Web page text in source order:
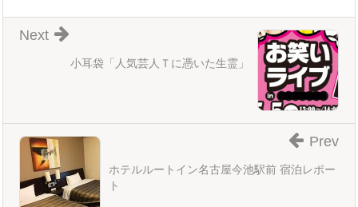
小耳袋「人気芸人Ｔに憑いた生霊」
Next
ホテルルートイン名古屋今池駅前 宿泊レポー
ト
Prev